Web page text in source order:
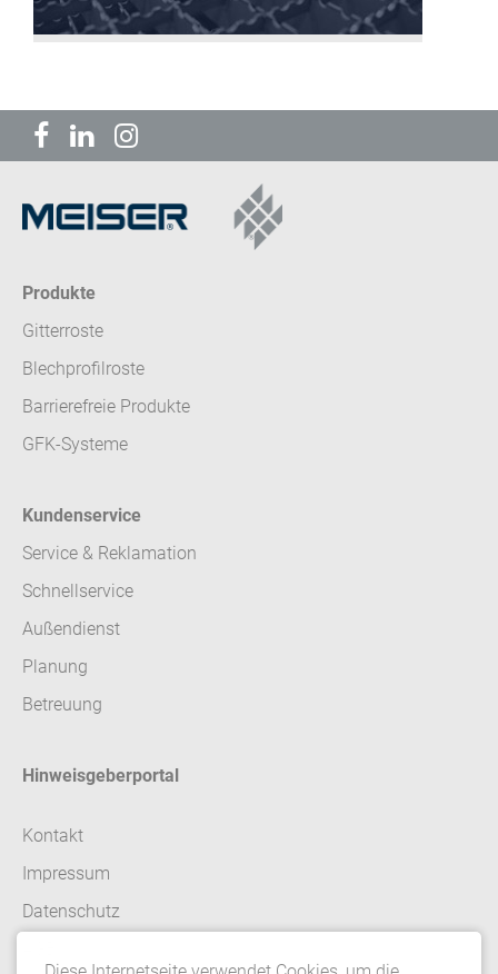
Produkte
Gitterroste
Blechprofilroste
Barrierefreie Produkte
GFK-Systeme
Kundenservice
Service & Reklamation
Schnellservice
Außendienst
Planung
Betreuung
Hinweisgeberportal
Kontakt
Impressum
Datenschutz